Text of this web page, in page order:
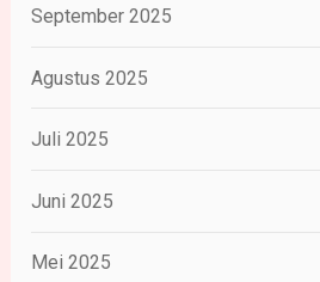
September 2025
Agustus 2025
Juli 2025
Juni 2025
Mei 2025